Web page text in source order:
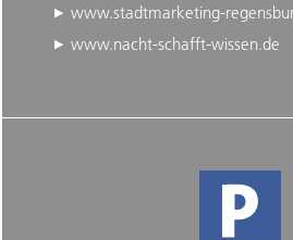
www.stadtmarketing-
www.nacht-schafft-wissen.de